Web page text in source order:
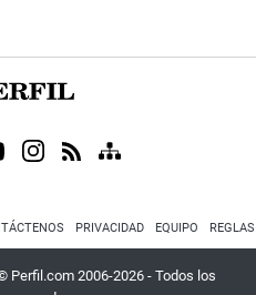
PRIVACIDAD EQUIPO
Perfil.com 2006-2026 - Todos los